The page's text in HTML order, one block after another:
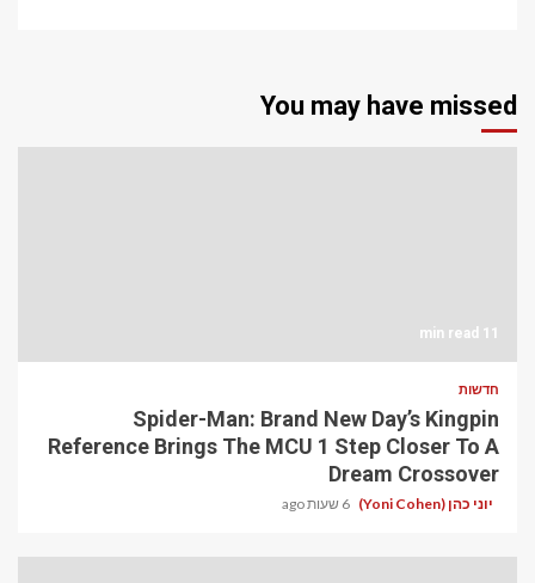
You may have missed
11 min read
חדשות
Spider-Man: Brand New Day’s Kingpin
Reference Brings The MCU 1 Step Closer To A
Dream Crossover
יוני כהן (Yoni Cohen) 6 שעות ago